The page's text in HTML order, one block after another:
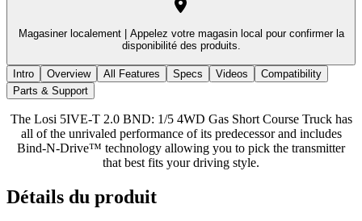
Magasiner localement |
Appelez votre magasin local pour confirmer la
disponibilité des produits.
Intro Overview All Features Specs Videos
Compatibility
Parts & Support
The Losi 5IVE-T 2.0 BND: 1/5 4WD Gas Short Course Truck has
all of the unrivaled performance of its predecessor and includes
Bind-N-Drive™ technology allowing you to pick the transmitter
that best fits your driving style.
Détails du produit